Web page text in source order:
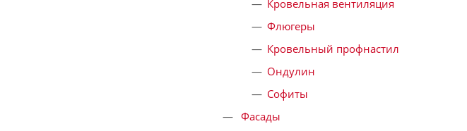
Кровельная вентиляция
Флюгеры
Кровельный профнастил
Ондулин
Софиты
Фасады